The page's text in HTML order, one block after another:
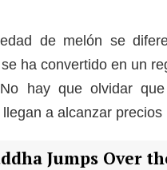
de melón se
ha convertido en un
hay que olvidar
a alcanzar
Jumps Over